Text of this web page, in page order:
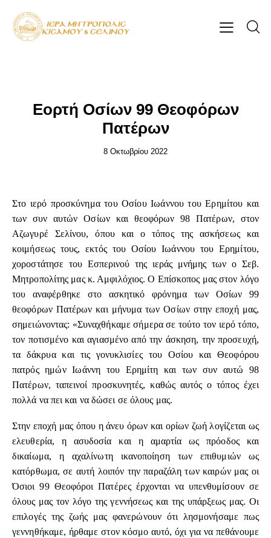
Εορτή Οσίων 99 Θεοφόρων
Πατέρων
8 Οκτωβρίου 2022
Στο ιερό προσκύνημα του Οσίου Ιωάννου του Ερημίτου και
των συν αυτών Οσίων και θεοφόρων 98 Πατέρων, στον
Αζωγυρέ Σελίνου, όπου και ο τόπος της ασκήσεως και
κοιμήσεως τους, εκτός του Οσίου Ιωάννου του Ερημίτου,
χοροστάτησε του Εσπερινού της ιεράς μνήμης των ο Σεβ.
Μητροπολίτης μας κ. Αμφιλόχιος. Ο Επίσκοπος μας στον λόγο
του αναφέρθηκε στο ασκητικό φρόνημα των Οσίων 99
θεοφόρων Πατέρων και μήνυμα των Οσίων στην εποχή μας,
σημειώνοντας: «Συναχθήκαμε σήμερα σε τούτο τον ιερό τόπο,
τον ποτισμένο και αγιασμένο από την άσκηση, την προσευχή,
τα δάκρυα και τις γονυκλισίες του Οσίου και Θεοφόρου
πατρός ημών Ιωάννη του Ερημίτη και των συν αυτώ 98
Πατέρων, ταπεινοί προσκυνητές, καθώς αυτός ο τόπος έχει
πολλά να πει και να δώσει σε όλους μας.
Στην εποχή μας όπου η άνευ όρων και ορίων ζωή λογίζεται ως
ελευθερία, η ασυδοσία και η αμαρτία ως πρόοδος και
δικαίωμα, η αχαλίνωτη ικανοποίηση των επιθυμιών ως
κατόρθωμα, σε αυτή λοιπόν την παραζάλη των καιρών μας οι
Όσιοι 99 Θεοφόροι Πατέρες έρχονται να υπενθυμίσουν σε
όλους μας τον λόγο της γεννήσεως και της υπάρξεως μας. Οι
επιλογές της ζωής μας φανερώνουν ότι λησμονήσαμε πως
γεννηθήκαμε, ήρθαμε στον κόσμο αυτό, όχι για να πεθάνουμε